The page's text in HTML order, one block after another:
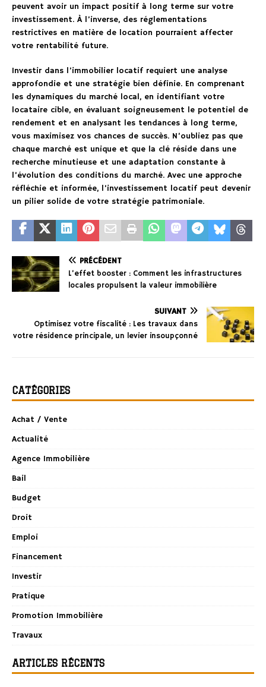
peuvent avoir un impact positif à long terme sur votre
investissement. À l’inverse, des réglementations
restrictives en matière de location pourraient affecter
votre rentabilité future.
Investir dans l’immobilier locatif requiert une analyse
approfondie et une stratégie bien définie. En comprenant
les dynamiques du marché local, en identifiant votre
locataire cible, en évaluant soigneusement le potentiel de
rendement et en analysant les tendances à long terme,
vous maximisez vos chances de succès. N’oubliez pas que
chaque marché est unique et que la clé réside dans une
recherche minutieuse et une adaptation constante à
l’évolution des conditions du marché. Avec une approche
réfléchie et informée, l’investissement locatif peut devenir
un pilier solide de votre stratégie patrimoniale.
PRÉCÉDENT
L’effet booster : Comment les infrastructures
locales propulsent la valeur immobilière
SUIVANT
Optimisez votre fiscalité : Les travaux dans
votre résidence principale, un levier insoupçonné
CATÉGORIES
Achat / Vente
Actualité
Agence Immobilière
Bail
Budget
Droit
Emploi
Financement
Investir
Pratique
Promotion Immobilière
Travaux
ARTICLES RÉCENTS